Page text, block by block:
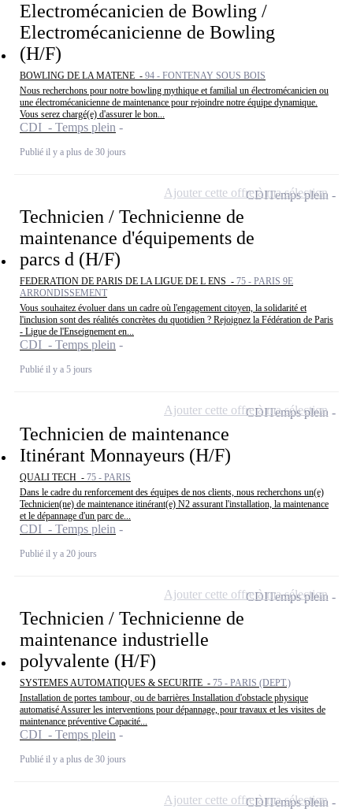
Electromécanicien de Bowling /
Electromécanicienne de Bowling
(H/F)
BOWLING DE LA MATENE - 94 - FONTENAY SOUS BOIS
Nous recherchons pour notre bowling mythique et familial un électromécanicien ou
une électromécanicienne de maintenance pour rejoindre notre équipe dynamique.
Vous serez chargé(e) d'assurer le bon...
CDI - Temps plein
Publié il y a plus de 30 jours
Technicien / Technicienne de
maintenance d'équipements de
parcs d (H/F)
FEDERATION DE PARIS DE LA LIGUE DE L ENS - 75 - PARIS 9E
ARRONDISSEMENT
Vous souhaitez évoluer dans un cadre où l'engagement citoyen, la solidarité et
l'inclusion sont des réalités concrètes du quotidien ? Rejoignez la Fédération de Paris
- Ligue de l'Enseignement en...
CDI - Temps plein
Publié il y a 5 jours
CDITemps plein
Ajouter cette offre à ma sélection
Technicien de maintenance
Itinérant Monnayeurs (H/F)
QUALI TECH - 75 - PARIS
Dans le cadre du renforcement des équipes de nos clients, nous recherchons un(e)
Technicien(ne) de maintenance itinérant(e) N2 assurant l'installation, la maintenance
et le dépannage d'un parc de...
CDI - Temps plein
Publié il y a 20 jours
CDITemps plein
Ajouter cette offre à ma sélection
Technicien / Technicienne de
maintenance industrielle
polyvalente (H/F)
SYSTEMES AUTOMATIQUES & SECURITE - 75 - PARIS (DEPT.)
Installation de portes tambour, ou de barrières Installation d'obstacle physique
automatisé Assurer les interventions pour dépannage, pour travaux et les visites de
maintenance préventive Capacité...
CDI - Temps plein
Publié il y a plus de 30 jours
CDITemps plein
Ajouter cette offre à ma sélection
CDITemps plein
Ajouter cette offre à ma sélection